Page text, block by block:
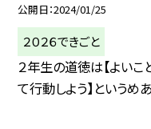
公開日 2024/01/25
２０２６できごと
２年生の道徳は【よいこ
て行動しよう】というめ